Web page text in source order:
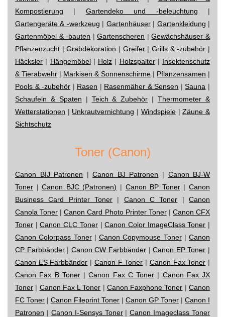
Kompostierung | Gartendeko und -beleuchtung |
Gartengeräte & -werkzeug | Gartenhäuser| Gartenkleidung |
Gartenmöbel & -bauten |Gartenscheren |Gewächshäuser &
Pflanzenzucht |Grabdekoration | Greifer|Grills & -zubehör |
Häcksler | Hängemöbel| Holz | Holzspalter| Insektenschutz
& Tierabwehr | Markisen & Sonnenschirme | Pflanzensamen |
Pools & -zubehör | Rasen | Rasenmäher & Sensen |Sauna |
Schaufeln & Spaten | Teich & Zubehör |Thermometer &
Wetterstationen | Unkrautvernichtung | Windspiele|Zäune &
Sichtschutz
Toner (Canon)
Canon BIJ Patronen |Canon BJ Patronen | Canon BJ-W
Toner |Canon BJC (Patronen) | Canon BP Toner|Canon
Business Card Printer Toner | Canon C Toner |Canon
Canola Toner |Canon Card Photo Printer Toner| Canon CFX
Toner |Canon CLC Toner|Canon Color ImageClass Toner |
Canon Colorpass Toner| Canon Copymouse Toner| Canon
CP Farbbänder| Canon CW Farbbänder |Canon EP Toner |
Canon ES Farbbänder | Canon F Toner | Canon Fax Toner |
Canon Fax B Toner|Canon Fax C Toner | Canon Fax JX
Toner | Canon Fax L Toner | Canon Faxphone Toner |Canon
FC Toner | Canon Fileprint Toner | Canon GP Toner | Canon I
Patronen | Canon I-Sensys Toner|Canon Imageclass Toner